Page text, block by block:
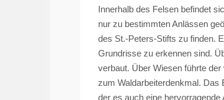
Innerhalb des Felsen befindet
nur zu bestimmten Anlässen
des St.-Peters-Stifts zu finden.
Grundrisse zu erkennen sind.
verbaut. Über Wiesen führte
zum Waldarbeiterdenkmal. Das
der es auch eine